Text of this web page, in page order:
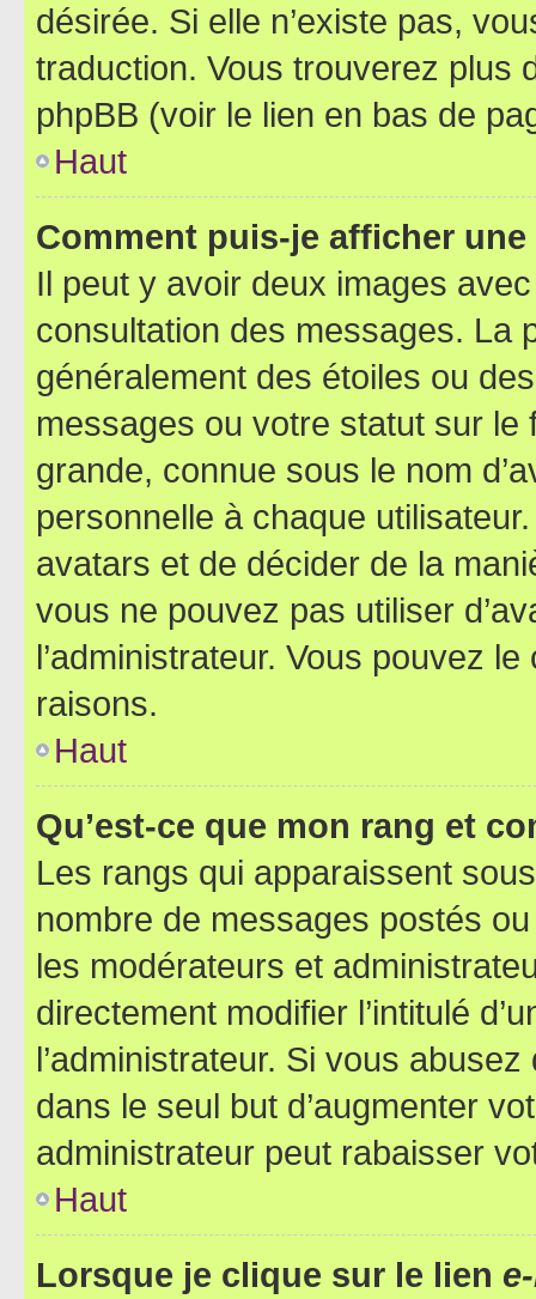
désirée. Si elle n’existe pas,
traduction. Vous trouverez plus
phpBB (voir le lien en bas de
Haut
Comment puis-je afficher
Il peut y avoir deux images
consultation des messages. La
généralement des étoiles ou
messages ou votre statut sur
grande, connue sous le nom
personnelle à chaque utilisateur.
avatars et de décider de la
vous ne pouvez pas utiliser
l’administrateur. Vous pouvez
raisons.
Haut
Qu’est-ce que mon rang et
Les rangs qui apparaissent
nombre de messages postés
les modérateurs et
directement modifier l’intitulé
l’administrateur. Si vous
dans le seul but d’augmenter
administrateur peut rabaisser
Haut
Lorsque je clique sur le lien